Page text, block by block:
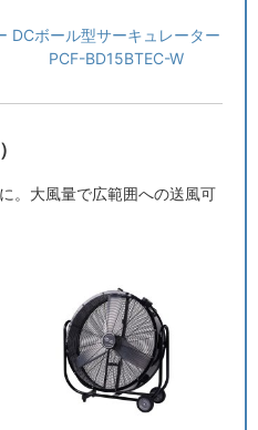
DCボール型サーキュレーター
PCF-BD15BTEC-W
。大風量で広範囲への送風可